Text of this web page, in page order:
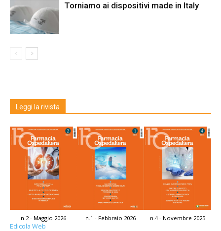
Torniamo ai dispositivi made in Italy
Leggi la rivista
n.2 - Maggio 2026 n.1 - Febbraio 2026 n.4 - Novembre 2025
Edicola Web